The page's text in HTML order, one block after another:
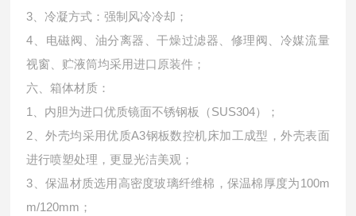
3、冷凝方式：强制风冷冷却；
4、电磁阀、油分离器、干燥过滤器、修理阀、冷媒流量
视窗、贮液筒均采用进口原装件；
六、箱体材质：
1、内胆为进口优质镜面不锈钢板（SUS304）；
2、外壳均采用优质A3钢板数控机床加工成型，外壳表面
进行喷塑处理，更显光洁美观；
3、保温材质选用高密度玻璃纤维棉，保温棉厚度为100m
m/120mm；